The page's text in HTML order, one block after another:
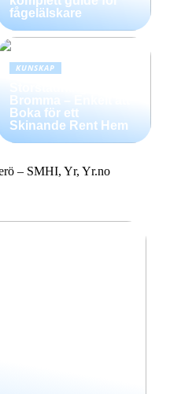
fågelälskare
KUNSKAP
Bromma – Enkelt att
Boka för ett
Skinande Rent Hem
– SMHI, Yr, Yr.no